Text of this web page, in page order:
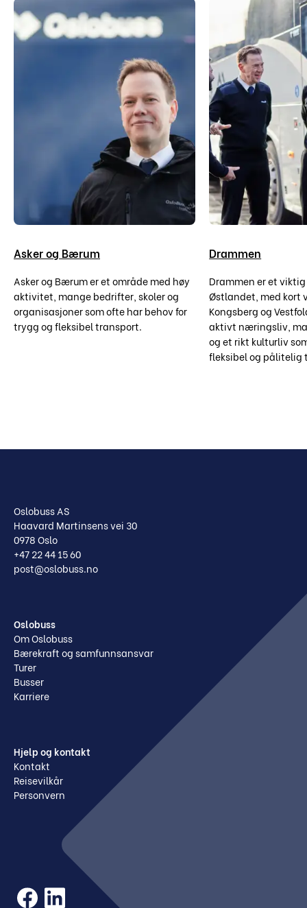
Asker og Bærum
Asker og Bærum er et område med høy
aktivitet, mange bedrifter, skoler og
organisasjoner som ofte har behov for
trygg og fleksibel transport.
Drammen
Drammen er et
Østlandet, med kort
Kongsberg og
aktivt næringsliv,
og et rikt kulturliv
fleksibel og pålitelig
Oslobuss AS
Haavard Martinsens vei 30
0978 Oslo
+47 22 44 15 60
post@oslobuss.no
Oslobuss
Om Oslobuss
Bærekraft og samfunnsansvar
Turer
Busser
Karriere
Hjelp og kontakt
Kontakt
Reisevilkår
Personvern